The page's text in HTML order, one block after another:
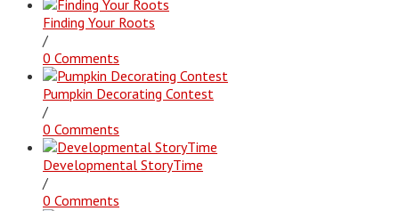
Finding Your Roots
/
0 Comments
Pumpkin Decorating Contest
/
0 Comments
Developmental StoryTime
/
0 Comments